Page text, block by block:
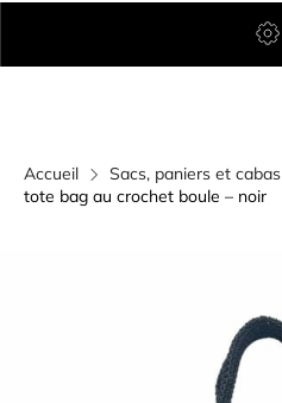
Accueil Sacs, paniers et cabas
tote bag au crochet boule – noir